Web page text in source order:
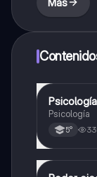
Filosofía
Psicología
5°